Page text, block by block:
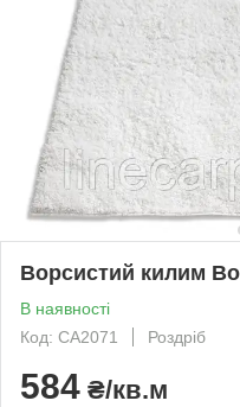
Ворсистий килим
В наявності
Код: СA2071
Роздріб
584 ₴/кв.м